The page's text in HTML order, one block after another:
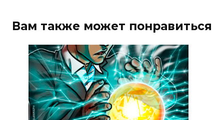
Вам также может понравиться